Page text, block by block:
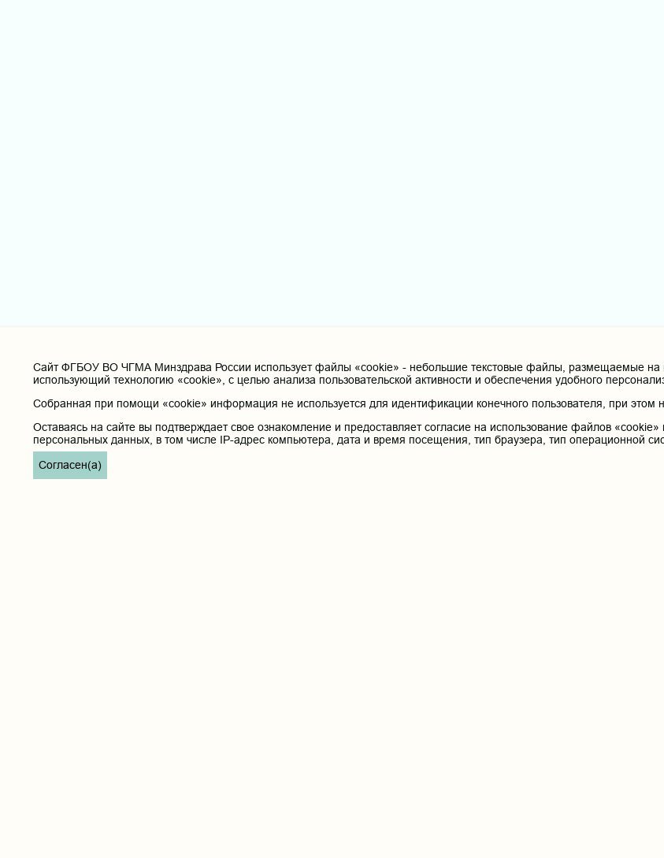
Cайт ФГБОУ ВО ЧГМА Минздрава России использует файлы «cookie» - небольшие текстовые файлы, размещаемые на
использующий технологию «cookie», с целью анализа пользовательской активности и обеспечения удобного
Собранная при помощи «cookie» информация не используется для идентификации конечного пользователя, при этом
Оставаясь на сайте вы подтверждает свое ознакомление и предоставляет согласие на использование файлов
персональных данных, в том числе IP-адрес компьютера, дата и время посещения, тип браузера, тип операционной
Согласен(а)